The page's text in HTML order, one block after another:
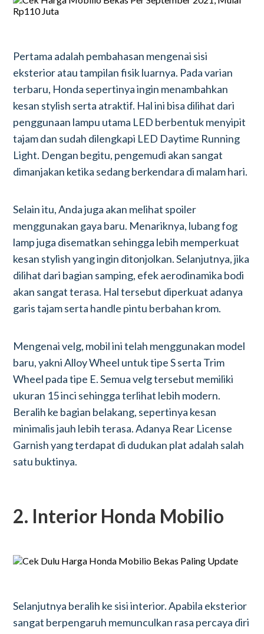
Pertama adalah pembahasan mengenai sisi
eksterior atau tampilan fisik luarnya. Pada varian
terbaru, Honda sepertinya ingin menambahkan
kesan stylish serta atraktif. Hal ini bisa dilihat dari
penggunaan lampu utama LED berbentuk menyipit
tajam dan sudah dilengkapi LED Daytime Running
Light. Dengan begitu, pengemudi akan sangat
dimanjakan ketika sedang berkendara di malam hari.
Selain itu, Anda juga akan melihat spoiler
menggunakan gaya baru. Menariknya, lubang fog
lamp juga disematkan sehingga lebih memperkuat
kesan stylish yang ingin ditonjolkan. Selanjutnya, jika
dilihat dari bagian samping, efek aerodinamika bodi
akan sangat terasa. Hal tersebut diperkuat adanya
garis tajam serta handle pintu berbahan krom.
Mengenai velg, mobil ini telah menggunakan model
baru, yakni Alloy Wheel untuk tipe S serta Trim
Wheel pada tipe E. Semua velg tersebut memiliki
ukuran 15 inci sehingga terlihat lebih modern.
Beralih ke bagian belakang, sepertinya kesan
minimalis jauh lebih terasa. Adanya Rear License
Garnish yang terdapat di dudukan plat adalah salah
satu buktinya.
2. Interior Honda Mobilio
Selanjutnya beralih ke sisi interior. Apabila eksterior
sangat berpengaruh memunculkan rasa percaya diri